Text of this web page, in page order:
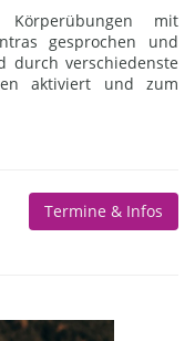
mit
gesprochen und
durch verschiedenste
aktiviert und zum
Termine & Infos